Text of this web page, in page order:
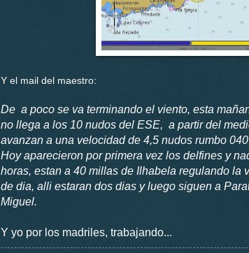
Y el mail del maestro:
De a poco se va terminando el viento, esta
no llega a los 10 nudos del ESE, a partir del
avanzan a una velocidad de 4,5 nudos rumbo
Hoy aparecieron por primera vez los delfines y
horas, estan a 40 millas de Ilhabela regulando la
de dia, alli estaran dos dias y luego siguen a
Miguel.
Y yo por los madriles, trabajando...